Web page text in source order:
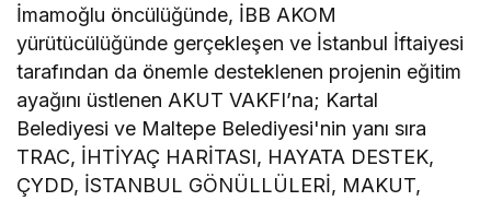
İmamoğlu öncülüğünde, İBB AKOM
yürütücülüğünde gerçekleşen ve İstanbul İftaiyesi
tarafından da önemle desteklenen projenin eğitim
ayağını üstlenen AKUT VAKFI’na; Kartal
Belediyesi ve Maltepe Belediyesi'nin yanı sıra
TRAC, İHTİYAÇ HARİTASI, HAYATA DESTEK,
ÇYDD, İSTANBUL GÖNÜLLÜLERİ, MAKUT,